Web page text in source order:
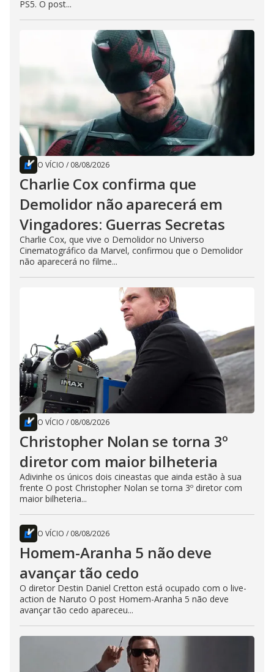
PS5. O post...
O VÍCIO / 08/08/2026
Charlie Cox confirma que
Demolidor não aparecerá em
Vingadores: Guerras Secretas
Charlie Cox, que vive o Demolidor no Universo
Cinematográfico da Marvel, confirmou que o Demolidor
não aparecerá no filme...
O VÍCIO / 08/08/2026
Christopher Nolan se torna 3º
diretor com maior bilheteria
Adivinhe os únicos dois cineastas que ainda estão à sua
frente O post Christopher Nolan se torna 3º diretor com
maior bilheteria...
O VÍCIO / 08/08/2026
Homem-Aranha 5 não deve
avançar tão cedo
O diretor Destin Daniel Cretton está ocupado com o live-
action de Naruto O post Homem-Aranha 5 não deve
avançar tão cedo apareceu...